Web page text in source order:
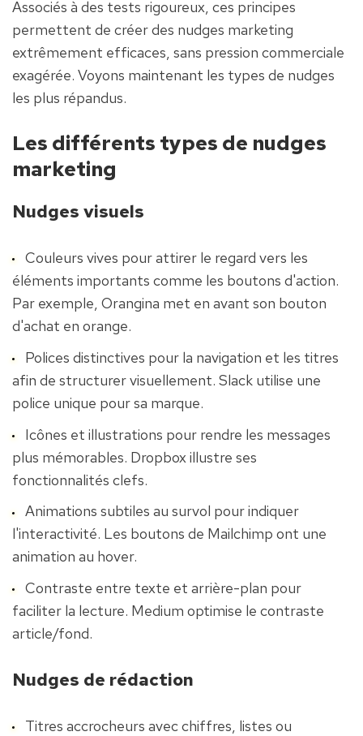
Associés à des tests rigoureux, ces principes
permettent de créer des nudges marketing
extrêmement efficaces, sans pression commerciale
exagérée. Voyons maintenant les types de nudges
les plus répandus.
Les différents types de nudges
marketing
Nudges visuels
Couleurs vives pour attirer le regard vers les
éléments importants comme les boutons d'action.
Par exemple, Orangina met en avant son bouton
d'achat en orange.
Polices distinctives pour la navigation et les titres
afin de structurer visuellement. Slack utilise une
police unique pour sa marque.
Icônes et illustrations pour rendre les messages
plus mémorables. Dropbox illustre ses
fonctionnalités clefs.
Animations subtiles au survol pour indiquer
l'interactivité. Les boutons de Mailchimp ont une
animation au hover.
Contraste entre texte et arrière-plan pour
faciliter la lecture. Medium optimise le contraste
article/fond.
Nudges de rédaction
Titres accrocheurs avec chiffres, listes ou